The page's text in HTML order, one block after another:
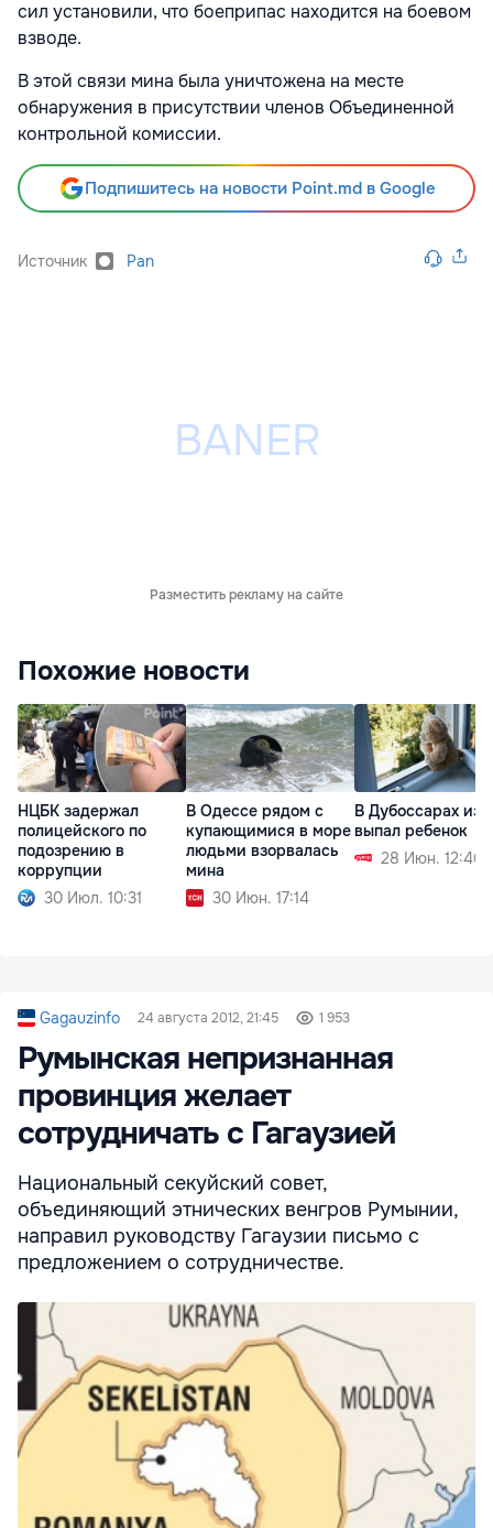
сил установили, что боеприпас находится на боевом
взводе.
В этой связи мина была уничтожена на месте
обнаружения в присутствии членов Объединенной
контрольной комиссии.
Подпишитесь на новости Point.md в Google
Источник Pan
Разместить рекламу на сайте
Похожие новости
НЦБК задержал
полицейского по
подозрению в
коррупции
30 Июл. 10:31
В Одессе рядом с
купающимися в море
людьми взорвалась
мина
30 Июн. 17:14
В Дубоссарах из
выпал ребенок
28 Июн. 12:46
Gagauzinfo 24 августа 2012, 21:45 1 953
Румынская непризнанная
провинция желает
сотрудничать с Гагаузией
Национальный секуйский совет,
объединяющий этнических венгров Румынии,
направил руководству Гагаузии письмо с
предложением о сотрудничестве.